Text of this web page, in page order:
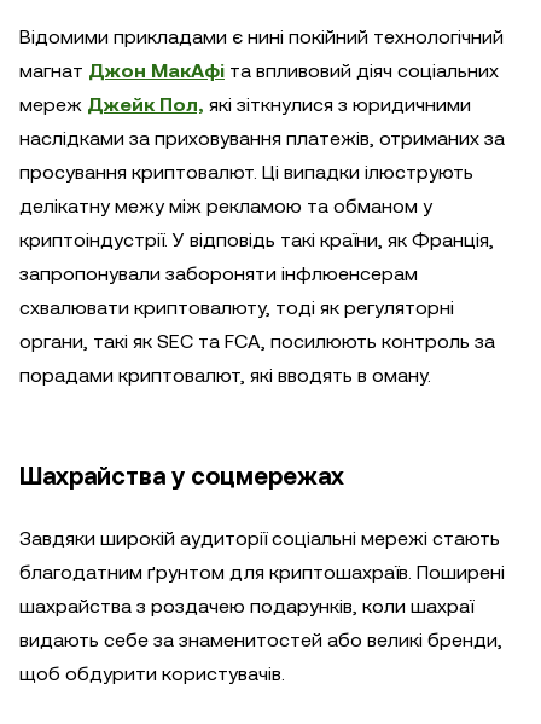
Відомими прикладами є нині покійний технологічний
магнат Джон МакАфі та впливовий діяч соціальних
мереж Джейк Пол, які зіткнулися з юридичними
наслідками за приховування платежів, отриманих за
просування криптовалют. Ці випадки ілюструють
делікатну межу між рекламою та обманом у
криптоіндустрії. У відповідь такі країни, як Франція,
запропонували забороняти інфлюенсерам
схвалювати криптовалюту, тоді як регуляторні
органи, такі як SEC та FCA, посилюють контроль за
порадами криптовалют, які вводять в оману.
Шахрайства у соцмережах
Завдяки широкій аудиторії соціальні мережі стають
благодатним ґрунтом для криптошахраїв. Поширені
шахрайства з роздачею подарунків, коли шахраї
видають себе за знаменитостей або великі бренди,
щоб обдурити користувачів.